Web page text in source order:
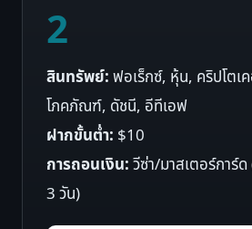
2
สินทรัพย์:ฟอเร็กซ์, หุ้น, คริปโตเ
โภคภัณฑ์, ดัชนี, อีทีเอฟ
ฝากขั้นต่ำ: $10
การถอนเงิน:วีซ่า/มาสเตอร์การ์
3 วัน)